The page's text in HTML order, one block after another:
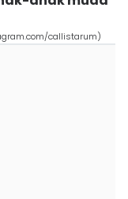
callistarum)